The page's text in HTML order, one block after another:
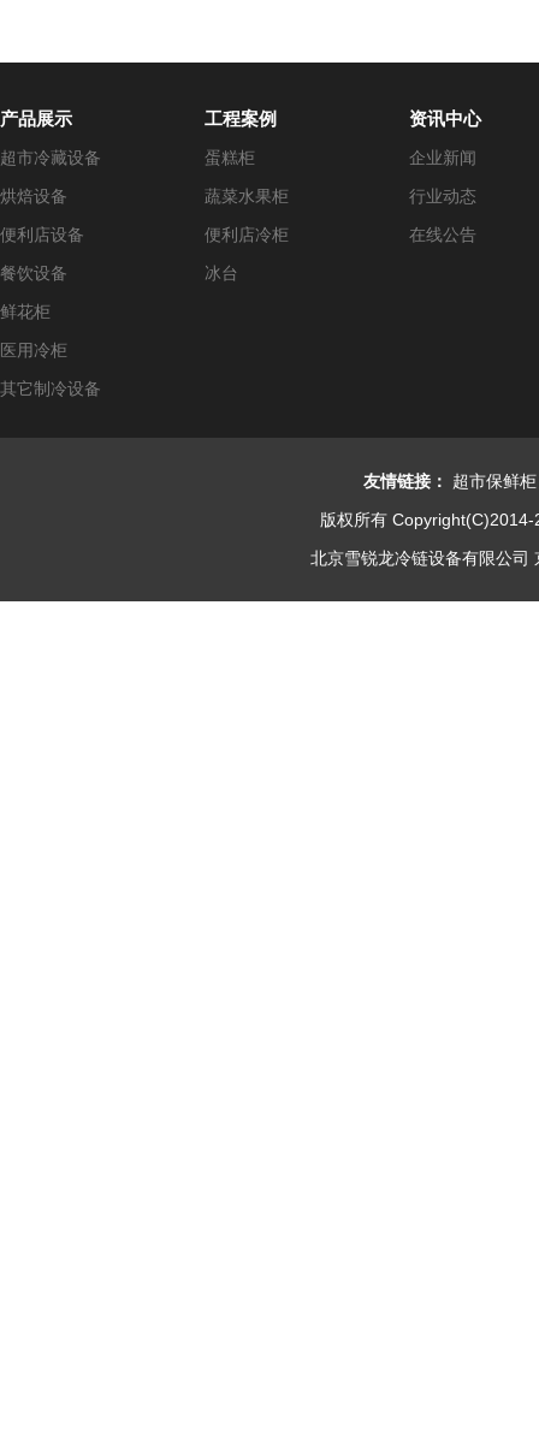
产品展示
超市冷藏设备
烘焙设备
便利店设备
餐饮设备
鲜花柜
医用冷柜
其它制冷设备
工程案例
蛋糕柜
蔬菜水果柜
便利店冷柜
冰台
资讯中心
企业新闻
行业动态
在线公告
友情链接：
超市保鲜柜
版权所有
北京雪锐龙冷链设备有限公司